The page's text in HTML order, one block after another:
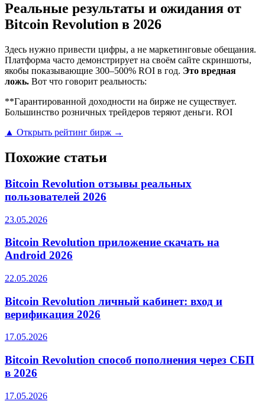
Реальные результаты и ожидания от
Bitcoin Revolution в 2026
Здесь нужно привести цифры, а не маркетинговые обещания.
Платформа часто демонстрирует на своём сайте скриншоты,
якобы показывающие 300–500% ROI в год. Это вредная
ложь. Вот что говорит реальность:
**Гарантированной доходности на бирже не существует.
Большинство розничных трейдеров теряют деньги. ROI
▲ Открыть рейтинг бирж →
Похожие статьи
Bitcoin Revolution отзывы реальных
пользователей 2026
23.05.2026
Bitcoin Revolution приложение скачать на
Android 2026
22.05.2026
Bitcoin Revolution личный кабинет: вход и
верификация 2026
17.05.2026
Bitcoin Revolution способ пополнения через СБП
в 2026
17.05.2026